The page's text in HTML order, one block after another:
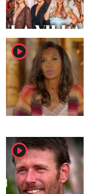
player2
player2